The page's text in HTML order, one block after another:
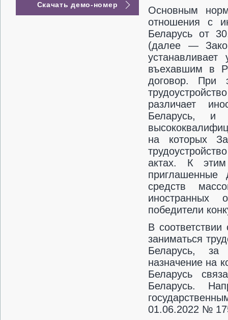
Скачать демо-номер
Основным
отношения с
Беларусь от
(далее —
въехавшим в
договор. При
различает
Беларусь, и
на которых
актах. К
приглашенные
средств
иностранных
победители
В
заниматься
Беларусь, за
назначение на
Беларусь
Беларусь.
01.06.2022 №